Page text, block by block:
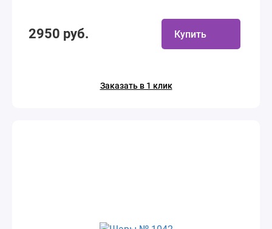
2950 руб. Купить
Заказать в 1 клик